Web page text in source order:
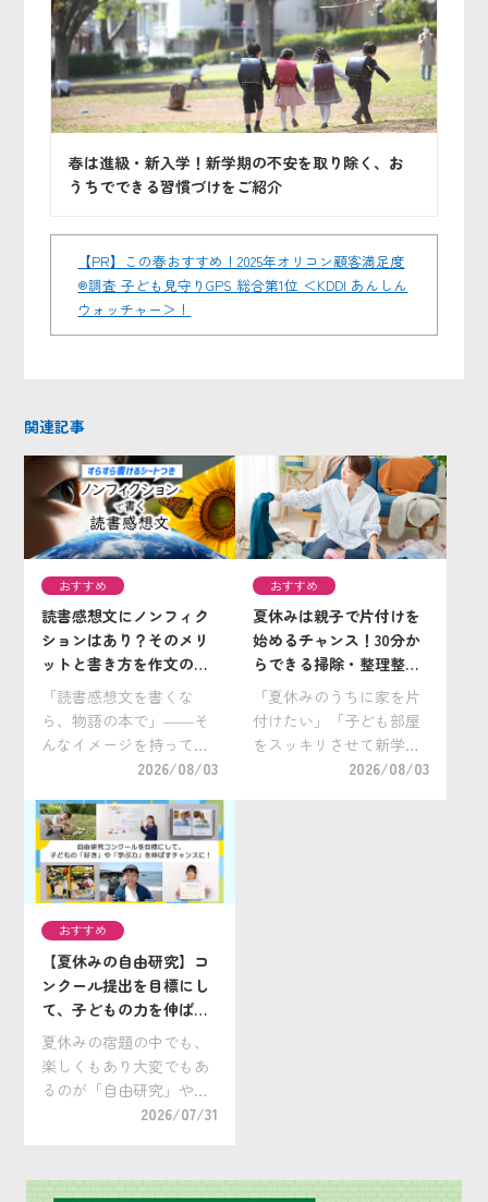
春は進級・新入学！新学期の不安を取り除く、お
うちでできる習慣づけをご紹介
【PR】この春おすすめ！2025年オリコン顧客満足度
®調査 子ども見守りGPS 総合第1位 ＜KDDI あんしん
ウォッチャー＞！
関連記事
おすすめ
読書感想文にノンフィク
ションはあり？そのメリ
ットと書き方を作文の神
様が解説！／すぐに使え
る『読書感想文・書き方
ガイド』も紹介
「読書感想文を書くな
ら、物語の本で」――そ
んなイメージを持ってい
る方も多いのではないで
想文はノンフィクション
作品（実際にあった出来
事や、自然・科学・歴史
など、現実の世界をもと
[…]
2026/08/03
おすすめ
夏休みは親子で片付けを
始めるチャンス！30分か
らできる掃除・整理整頓
のコツと子ども服の手放
し方
「夏休みのうちに家を片
付けたい」「子ども部屋
をスッキリさせて新学期
を迎えたい」と考えてい
2026/08/03
おすすめ
【夏休みの自由研究】コ
ンクール提出を目標にし
て、子どもの力を伸ばす
夏に！ 小学生向け「自由
研究コンクール」を紹介
夏休みの宿題の中でも、
楽しくもあり大変でもあ
るのが「自由研究」や
「自主学習」。この夏
か？ お子さんの集中力や
2026/07/31